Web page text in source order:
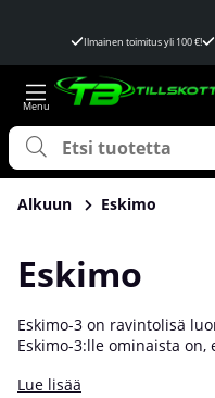
Ilmainen toimitus yli 100 €!
Alkuun Eskimo
Eskimo
Eskimo-3 on ravintolisä
Eskimo-3:lle ominaista
pohjoismainen
Lue lisää